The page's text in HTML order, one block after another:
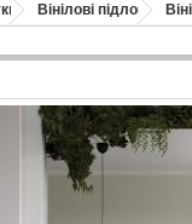
Вінілові підлоги